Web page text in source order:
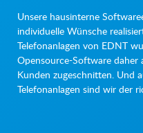
Unsere hausinterne
individuelle Wünsche
Telefonanlagen von EDNT
Opensource-Software daher
Kunden zugeschnitten. Und
Telefonanlagen sind wir der